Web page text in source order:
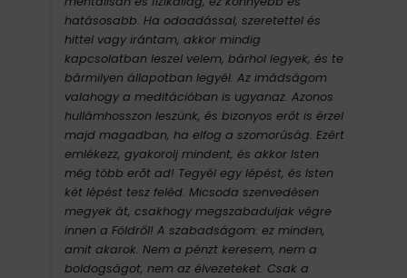
hatásosabb. Ha odaadással, szeretettel és
hittel vagy irántam, akkor mindig
kapcsolatban leszel velem, bárhol legyek, és te
bármilyen állapotban legyél. Az imádságom
valahogy a meditációban is ugyanaz. Azonos
hullámhosszon leszünk, és bizonyos erőt is érzel
majd magadban, ha elfog a szomorúság. Ezért
emlékezz, gyakorolj mindent, és akkor Isten
még több erőt ad! Tegyél egy lépést, és Isten
két lépést tesz feléd. Micsoda szenvedésen
megyek át, csakhogy megszabaduljak végre
innen a Földről! A szabadságom: ez minden,
amit akarok. Nem a pénzt keresem, nem a
boldogságot, nem az élvezeteket. Csak a